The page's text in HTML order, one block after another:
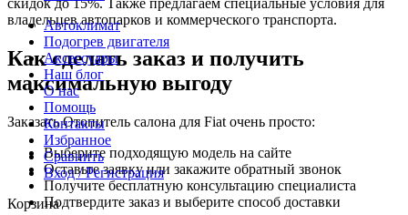
владельцев автопарков и коммерческого транспорта.
Как сделать заказ и получить
максимальную выгоду
Заказать Отопитель салона для Fiat очень просто:
Выберите подходящую модель на сайте
Оставьте заявку или закажите обратный звонок
Получите бесплатную консультацию специалиста
Подтвердите заказ и выберите способ доставки
Автоклимат
Подогрев двигателя
Аксессуары
Наш блог
О нас
Помощь
Контакты
Избранное
Сравнить
Вход / Регистрация
Корзина